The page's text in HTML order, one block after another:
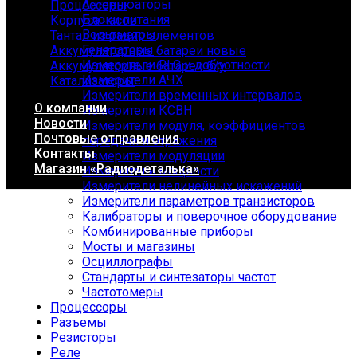
Антеннюаторы
Блоки питания
Вольтметры
Генераторы
Измерители RLC и добротности
Измерители АЧХ
Измерители временных интервалов
Измерители КСВН
Измерители модуля, коэффициентов
передачи и отражения
Измерители модуляции
Измерители мощности
Измерители нелинейных искажений
Измерители параметров транзисторов
Калибраторы и поверочное оборудование
Комбинированные приборы
Мосты и магазины
Осциллографы
Стандарты и синтезаторы частот
Частотомеры
Процессоры
Разъемы
Резисторы
Реле
Процессоры
Корпуса часов
Тантал из радио элементов
Аккумуляторные батареи новые
Аккумуляторные батареи б/у
Катализаторы
О компании
Новости
Почтовые отправления
Контакты
Магазин «Радиодеталька»